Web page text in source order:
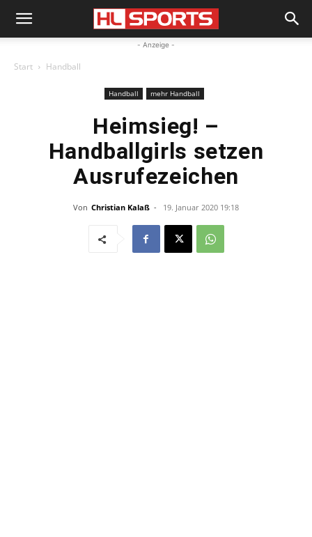
- Anzeige -
Start Handball
Handball mehr Handball
Heimsieg! –
Handballgirls setzen
Ausrufezeichen
Von Christian Kalaß - 19. Januar 2020 19:18